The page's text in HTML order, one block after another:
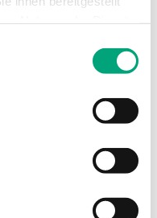
um
und
Benutzer sind
sind.